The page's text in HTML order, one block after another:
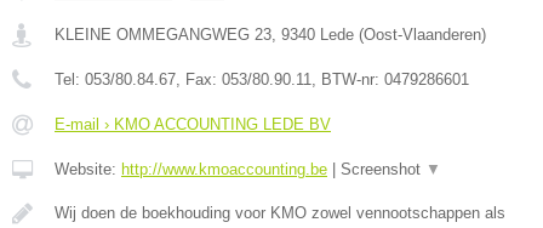
KLEINE OMMEGANGWEG 23 9340 Lede (Oost-Vlaanderen)
Tel: 053/80.84.67 , Fax: 053/80.90.11 , BTW-nr: 0479286601
E-mail › KMO ACCOUNTING LEDE BV
Website: http://www.kmoaccounting.be Screenshot ▼
Wij doen de boekhouding voor KMO zowel vennootschappen als